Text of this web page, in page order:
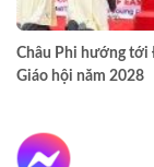
Châu Phi hướng tới
Giáo hội năm 2028